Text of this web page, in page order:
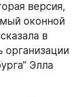
версия,
оконной
в
Элла